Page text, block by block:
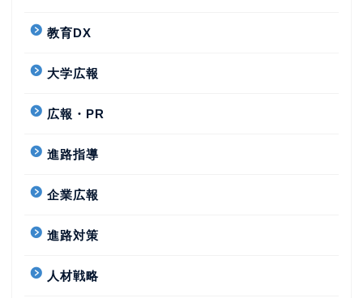
教育DX
大学広報
広報・PR
進路指導
企業広報
進路対策
人材戦略